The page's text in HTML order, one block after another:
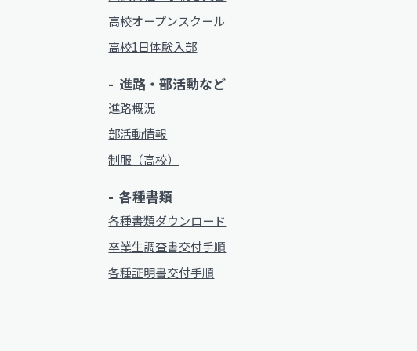
高校オープンスクール
高校1日体験入部
進路・部活動など
進路概況
部活動情報
制服（高校）
各種書類
各種書類ダウンロード
卒業生調査書交付手順
各種証明書交付手順